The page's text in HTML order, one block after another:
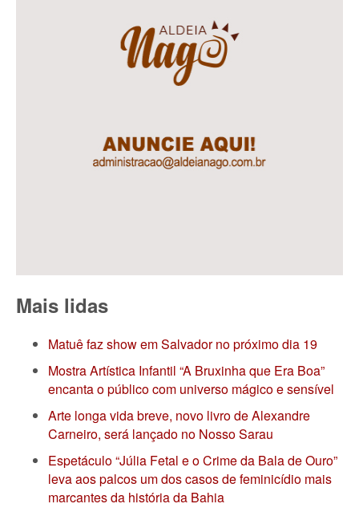
Mais lidas
Matuê faz show em Salvador no próximo dia 19
Mostra Artística Infantil “A Bruxinha que Era Boa”
encanta o público com universo mágico e sensível
Arte longa vida breve, novo livro de Alexandre
Carneiro, será lançado no Nosso Sarau
Espetáculo “Júlia Fetal e o Crime da Bala de Ouro”
leva aos palcos um dos casos de feminicídio mais
marcantes da história da Bahia